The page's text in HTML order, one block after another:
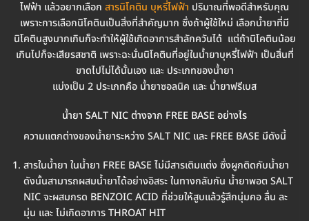
ไฟฟ้า แล้วอยากเลือก สารนิโคติน บุหรี่ไฟฟ้า ปริมาณที่พอดีสำหรับคุณ
เพราะการเลือกนิโคตินเป็นสิ่งที่สำคัญมาก ซึ่งถ้าผู้ใช้ใหม่ เลือกน้ำยาที่มี
นิโคตินสูงมากเกินก็จะทำให้ผู้ใช้เกิดอาการสำลักควันได้ แต่ถ้านิโคตินน้อย
เกินไปก็จะเสียรสชาติ เพราะฉะนั่นนิโคตินที่อยู่ในน้ำยาบุหรี่ไฟฟ้า เป็นสิ่นที่
ขาดไปไม่ได้นั้นเอง และ ประเภทของน้ำยา
แบ่งเป็น 2 ประเภทคือ น้ำยาซอลนิค และ น้ำยาฟรีเบส
น้ำยา SALT NIC ต่างจาก FREE BASE อย่างไร
ความแตกต่างของน้ำยาระหว่าง SALT NIC และ FREE BASE มีดังนี้
สารในน้ำยา ในน้ำยา FREE BASE ไม่มีสารเติมแต่ง ซึ่งผูกติดกับน้ำยา
ดังนั้นสามารถผสมน้ำยาได้อย่างอิสระ ในทางกลับกัน น้ำยาพอต SALT
NIC จะผสมกรด BENZOIC ACID ที่ช่วยให้สูบแล้วรู้สึกนุ่มคอ ลื่น ละ
มุ่น และ ไม่เกิดอาการ THROAT HIT